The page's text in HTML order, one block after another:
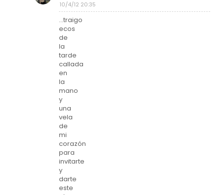
10/4/12 20:35
...traigo
ecos
de
la
tarde
callada
en
la
mano
y
una
vela
de
mi
corazón
para
invitarte
y
darte
este